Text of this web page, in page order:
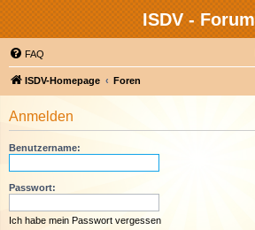
ISDV - Forum
FAQ
ISDV-Homepage Foren
Anmelden
Benutzername:
Passwort:
Ich habe mein Passwort vergessen